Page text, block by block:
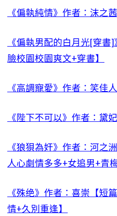
《偏執純情》作者：沫之
《偏執男配的白月光[穿
臉校園校園爽文+穿書】
《高調寵愛》作者：笑佳人
《陛下不可以》作者：黛妃
《狼狽為奸》作者：河之
人心劇情多多+女追男+青
《殊绝》作者：喜崇【短
情+久別重逢】